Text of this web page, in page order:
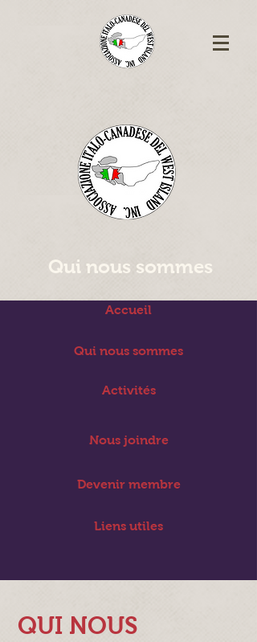
Qui nous sommes
Accueil
Qui nous sommes
Activités
Nous joindre
Devenir membre
Liens utiles
QUI NOUS